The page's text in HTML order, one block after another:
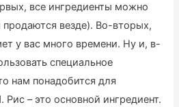
все ингредиенты можно
продаются везде). Во-вторых,
у вас много времени. Ну и, в-
специальное
нам понадобится для
Рис – это основной ингредиент.